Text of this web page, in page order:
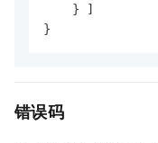
    } ]
}
错误码